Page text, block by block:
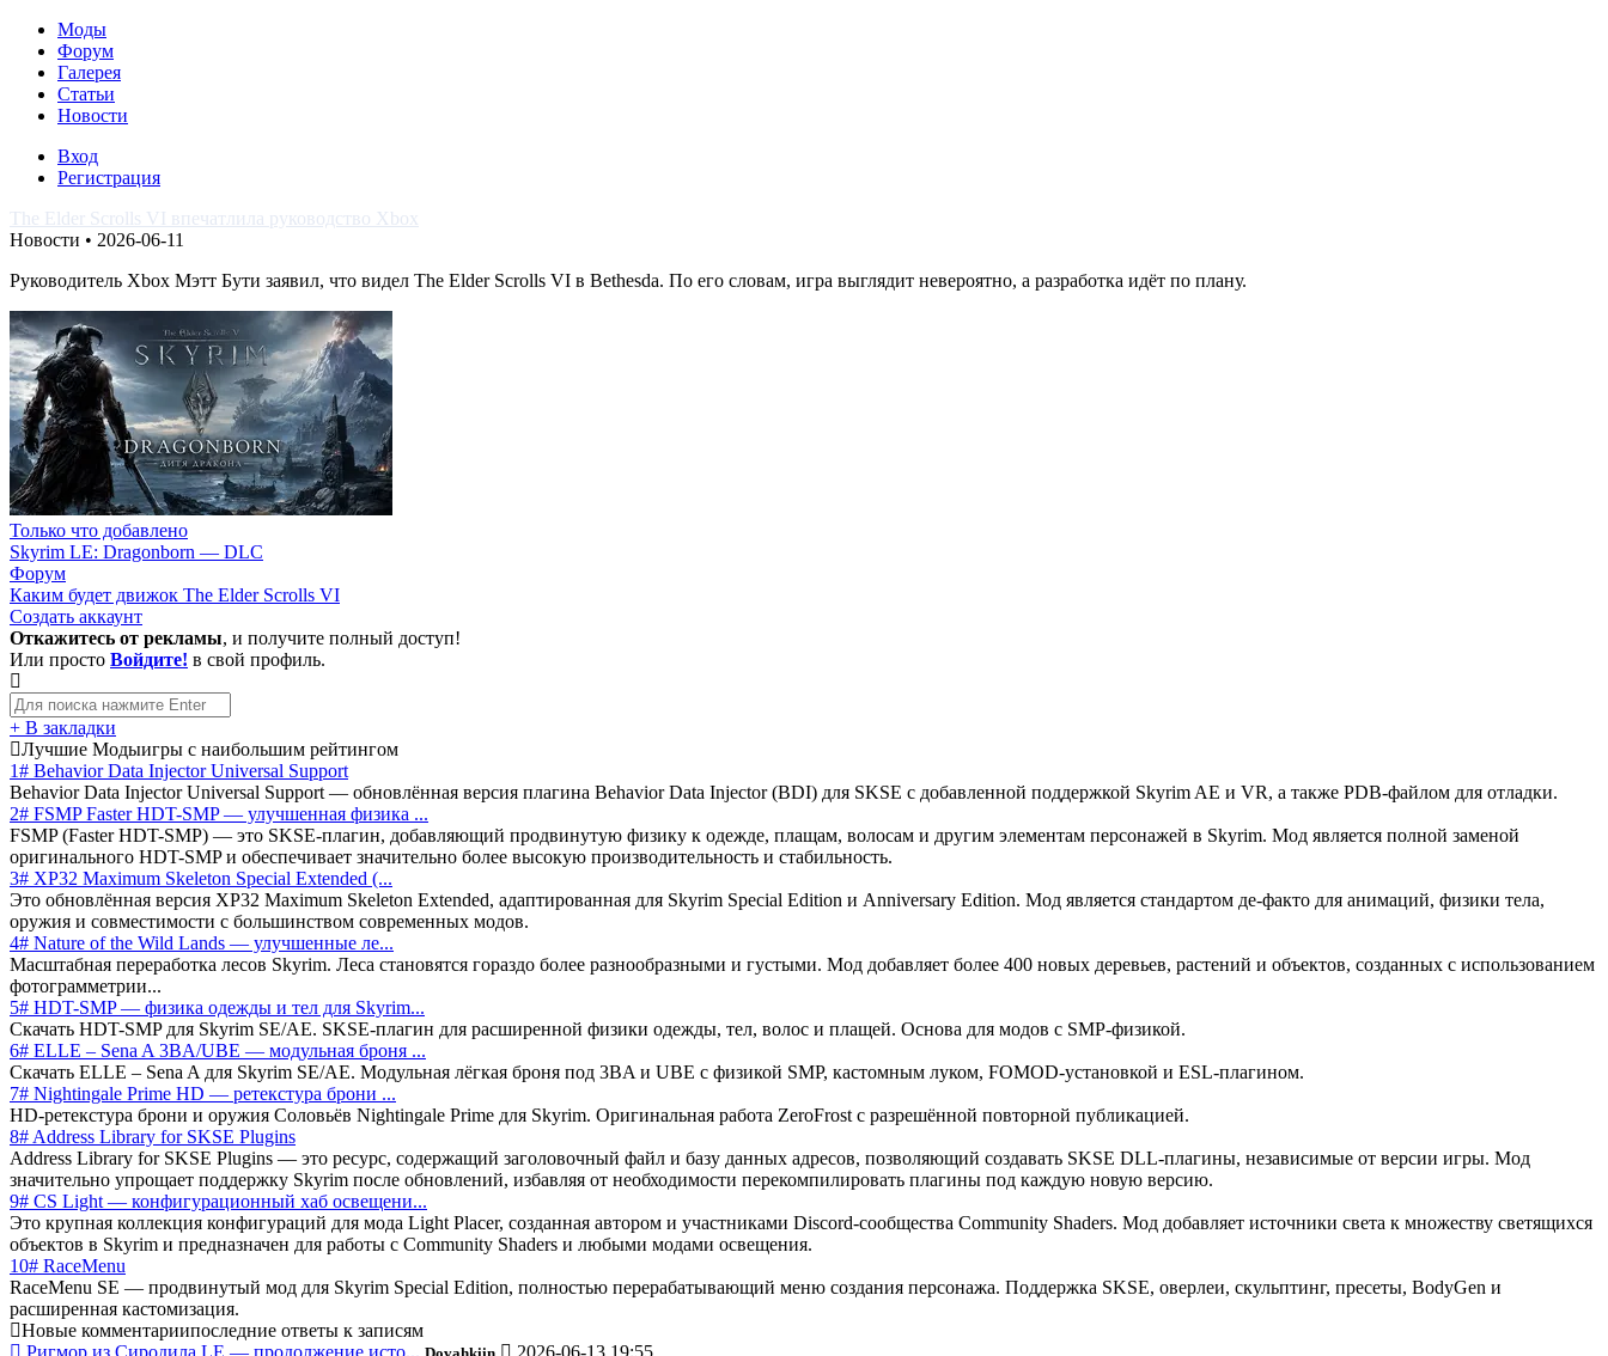
Моды
Форум
Галерея
Статьи
Новости
Вход
Регистрация
The Elder Scrolls VI впечатлила руководство Xbox
Новости • 2026-06-11
Руководитель Xbox Мэтт Бути заявил, что видел The Elder Scrolls VI в Bethesda. По его словам, игра выглядит невероятно, а разработка идёт по плану.
Только что добавлено
Skyrim LE: Dragonborn — DLC
Форум
Каким будет движок The Elder Scrolls VI
Создать аккаунт
Откажитесь от рекламы, и получите полный доступ!
Или просто Войдите! в свой профиль.
+ В закладки
Лучшие Модыигры с наибольшим рейтингом
1# Behavior Data Injector Universal Support
Behavior Data Injector Universal Support — обновлённая версия плагина Behavior Data Injector (BDI) для SKSE с добавленной поддержкой Skyrim AE и VR, а также PDB-файлом для отладки.
2# FSMP Faster HDT-SMP — улучшенная физика ...
FSMP (Faster HDT-SMP) — это SKSE-плагин, добавляющий продвинутую физику к одежде, плащам, волосам и другим элементам персонажей в Skyrim. Мод является полной заменой
оригинального HDT-SMP и обеспечивает значительно более высокую производительность и стабильность.
3# XP32 Maximum Skeleton Special Extended (...
Это обновлённая версия XP32 Maximum Skeleton Extended, адаптированная для Skyrim Special Edition и Anniversary Edition. Мод является стандартом де-факто для анимаций, физики тела,
оружия и совместимости с большинством современных модов.
4# Nature of the Wild Lands — улучшенные ле...
Масштабная переработка лесов Skyrim. Леса становятся гораздо более разнообразными и густыми. Мод добавляет более 400 новых деревьев, растений и объектов, созданных с использованием
фотограмметрии...
5# HDT-SMP — физика одежды и тел для Skyrim...
Скачать HDT-SMP для Skyrim SE/AE. SKSE-плагин для расширенной физики одежды, тел, волос и плащей. Основа для модов с SMP-физикой.
6# ELLE – Sena A 3BA/UBE — модульная броня ...
Скачать ELLE – Sena A для Skyrim SE/AE. Модульная лёгкая броня под 3BA и UBE с физикой SMP, кастомным луком, FOMOD-установкой и ESL-плагином.
7# Nightingale Prime HD — ретекстура брони ...
HD-ретекстура брони и оружия Соловьёв Nightingale Prime для Skyrim. Оригинальная работа ZeroFrost с разрешённой повторной публикацией.
8# Address Library for SKSE Plugins
Address Library for SKSE Plugins — это ресурс, содержащий заголовочный файл и базу данных адресов, позволяющий создавать SKSE DLL-плагины, независимые от версии игры. Мод
значительно упрощает поддержку Skyrim после обновлений, избавляя от необходимости перекомпилировать плагины под каждую новую версию.
9# CS Light — конфигурационный хаб освещени...
Это крупная коллекция конфигураций для мода Light Placer, созданная автором и участниками Discord-сообщества Community Shaders. Мод добавляет источники света к множеству светящихся
объектов в Skyrim и предназначен для работы с Community Shaders и любыми модами освещения.
10# RaceMenu
RaceMenu SE — продвинутый мод для Skyrim Special Edition, полностью перерабатывающий меню создания персонажа. Поддержка SKSE, оверлеи, скульптинг, пресеты, BodyGen и
расширенная кастомизация.
Новые комментариипоследние ответы к записям
Ригмор из Сиродила LE — продолжение исто...
2026-06-13 19:55